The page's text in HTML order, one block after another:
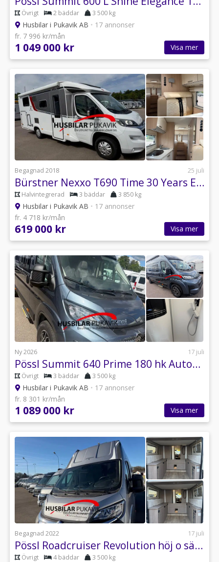
Övrigt 2 bäddar 3 500 kg
Husbilar i Pukavik AB • 17 annonser
fr. 7 996 kr/mån
1 049 000 kr Visa mer
Begagnad 2018 25 juli
Bürstner Nexxo T690 Time 30 Years Edition Solcell drag
Halvintegrerad 3 bäddar 3 850 kg
Husbilar i Pukavik AB • 17 annonser
fr. 4 718 kr/mån
619 000 kr Visa mer
Ny 2026 17 juli
Pössl Summit 640 Prime 180 hk Automat Nordic Edition
Övrigt 3 bäddar 3 500 kg
Husbilar i Pukavik AB • 17 annonser
fr. 8 301 kr/mån
1 089 000 kr Visa mer
Begagnad 2022 17 juli
Pössl Roadcruiser Revolution höj o sänkbar säng bak
Övrigt 4 bäddar 3 500 kg